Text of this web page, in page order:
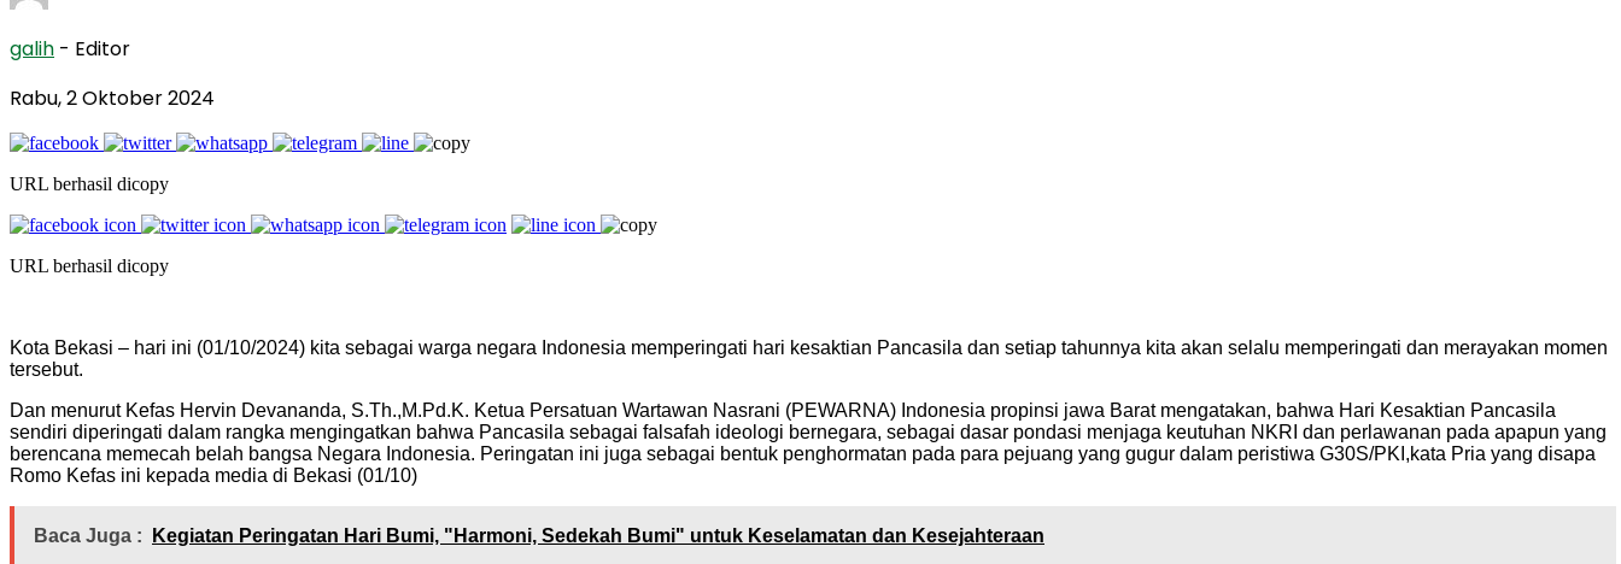
galih - Editor
Rabu, 2 Oktober 2024
URL berhasil dicopy
URL berhasil dicopy
Kota Bekasi – hari ini (01/10/2024) kita sebagai warga negara Indonesia memperingati hari kesaktian Pancasila dan setiap tahunnya kita akan selalu memperingati dan merayakan momen
tersebut.
Dan menurut Kefas Hervin Devananda, S.Th.,M.Pd.K. Ketua Persatuan Wartawan Nasrani (PEWARNA) Indonesia propinsi jawa Barat mengatakan, bahwa Hari Kesaktian Pancasila
sendiri diperingati dalam rangka mengingatkan bahwa Pancasila sebagai falsafah ideologi bernegara, sebagai dasar pondasi menjaga keutuhan NKRI dan perlawanan pada apapun yang
berencana memecah belah bangsa Negara Indonesia. Peringatan ini juga sebagai bentuk penghormatan pada para pejuang yang gugur dalam peristiwa G30S/PKI,kata Pria yang disapa
Romo Kefas ini kepada media di Bekasi (01/10)
Baca Juga : Kegiatan Peringatan Hari Bumi, "Harmoni, Sedekah Bumi" untuk Keselamatan dan Kesejahteraan